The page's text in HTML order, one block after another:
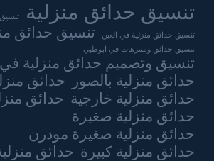
تنسيق حدائق منزلية
تنسيق حدائق منزلية في العين تنسيق حدائق
تنسيق حدائق ومنتزهات في ابوظبي
تنسيق وتصميم حدائق منزلية في
حدائق منزلية بالصور
حدائق
حدائق منزلية خارجية حدائق
حدائق منزلية صغيرة
حدائق منزلية صغيرة مودرن
حدائق منزلية كبيرة حدائق